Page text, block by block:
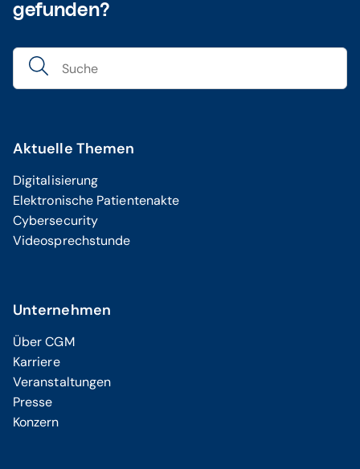
gefunden?
Aktuelle Themen
Digitalisierung
Elektronische Patientenakte
Cybersecurity
Videosprechstunde
Unternehmen
Über CGM
Karriere
Veranstaltungen
Presse
Konzern